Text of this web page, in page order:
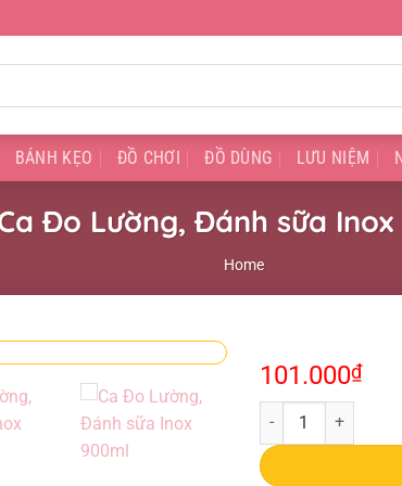
BÁNH KẸO ĐỒ CHƠI ĐỒ DÙNG LƯU NIỆM
Đo Lường, Đánh sữa
Home
101.000₫
Ca Đo Lường, Đánh